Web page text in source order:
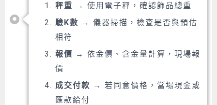
秤重 → 使用電子秤，確認飾品總重
驗K數 → 儀器掃描，檢查是否與預估
相符
報價 → 依金價、含金量計算，現場報
價
成交付款 → 若同意價格，當場現金或
匯款給付